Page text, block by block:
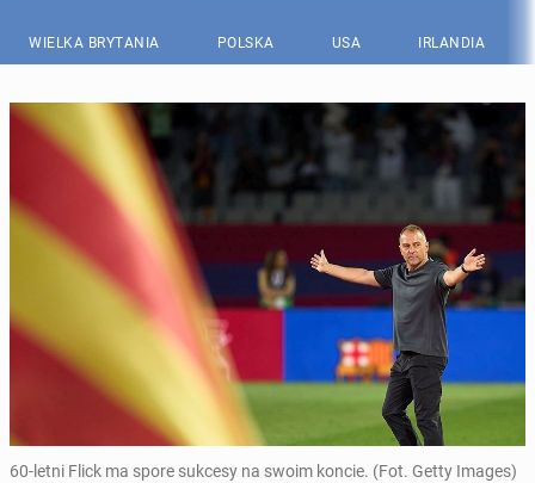
WIELKA BRYTANIA POLSKA USA IRLANDIA
60-letni Flick ma spore sukcesy na swoim koncie. (Fot. Getty Images)